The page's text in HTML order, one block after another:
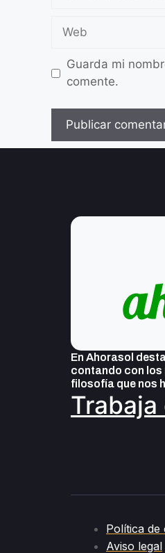
Guarda mi
comente.
En Ahorasol
contando con los
filosofía que nos
Política de
Aviso legal